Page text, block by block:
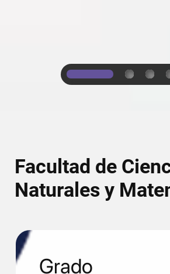
1 2 3
Facultad de
Naturales y
Grado